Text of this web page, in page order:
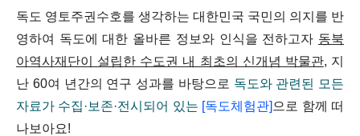
독도 영토주권수호를 생각하는 대한민국 국민의 의지를 반
영하여 독도에 대한 올바른 정보와 인식을 전하고자 동북
아역사재단이 설립한 수도권 내 최초의 신개념 박물관, 지
난 60여 년간의 연구 성과를 바탕으로 독도와 관련된 모든
자료가 수집·보존·전시되어 있는 [독도체험관] 으로 함께 떠
나보아요!